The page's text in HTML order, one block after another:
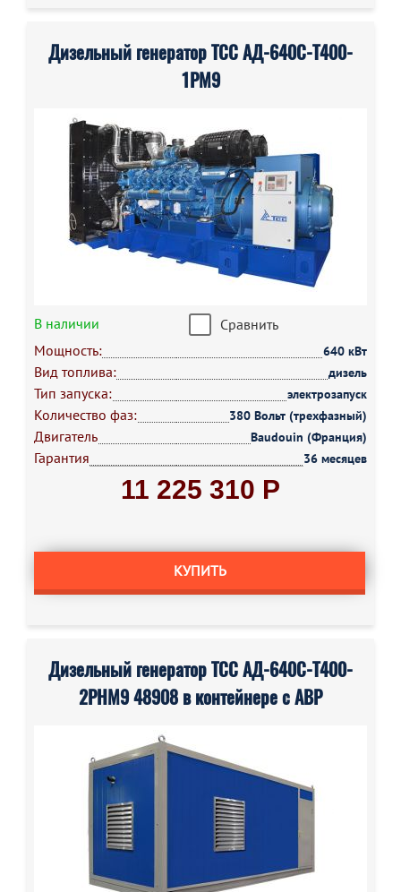
Дизельный генератор ТСС АД-640С-Т400-
1РМ9
В наличии
Сравнить
Мощность:
640 кВт
Вид топлива: дизель
Тип запуска: электрозапуск
Количество фаз: 380 Вольт (трехфазный)
Двигатель Baudouin (Франция)
Гарантия 36 месяцев
11 225 310 Р
КУПИТЬ
Дизельный генератор ТСС АД-640С-Т400-
2РНМ9 48908 в контейнере с АВР